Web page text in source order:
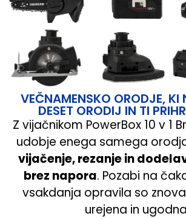
VEČNAMENSKO ORODJE, KI
DESET ORODIJ IN TI
Z vijačnikom PowerBox 10 v 1
udobje enega samega
vijačenje, rezanje in
brez napora. Pozabi na
vsakdanja opravila so
urejena in ugodna